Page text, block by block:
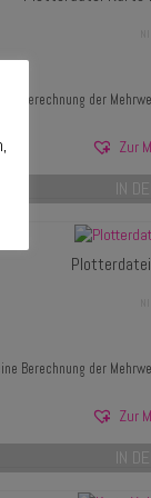
Berechnung der
Zur
IN
Berechnung der
Zur
IN